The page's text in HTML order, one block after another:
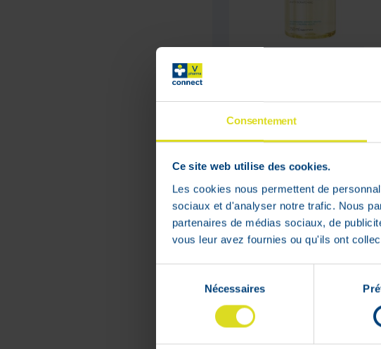
Consentement
Ce site web utilise des cookies.
Les cookies nous permettent de
sociaux et d'analyser notre trafic. Nous
partenaires de médias sociaux, de
vous leur avez fournies ou qu'ils ont
consentement
Nécessaires
Adviesverkoopprijs
:€28,75
€23,00
In voorraad
PERMANENT
1 + 1